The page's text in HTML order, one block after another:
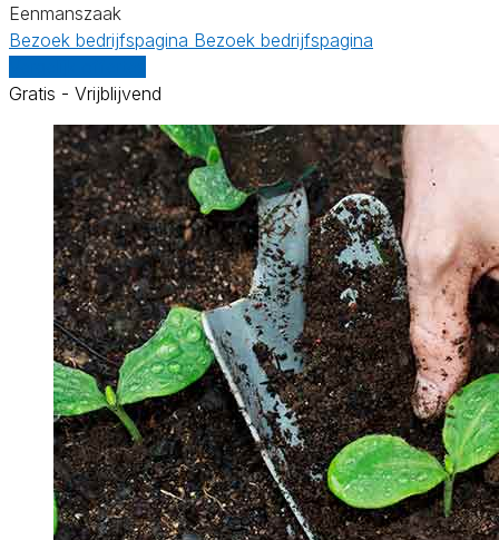
Eenmanszaak
Bezoek bedrijfspagina Bezoek bedrijfspagina
Gratis - Vrijblijvend